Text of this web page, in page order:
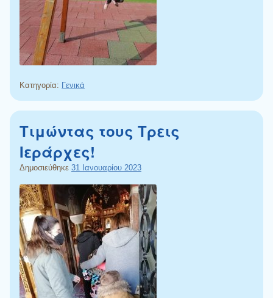
Κατηγορία: Γενικά
Τιμώντας τους Τρεις
Ιεράρχες!
Δημοσιεύθηκε 31 Ιανουαρίου 2023